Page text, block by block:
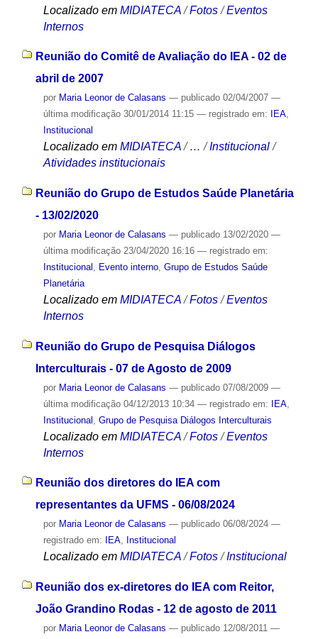
Localizado em MIDIATECA /Fotos /Eventos
Internos
Reunião do Comitê de Avaliação do IEA - 02 de
abril de 2007
por Maria Leonor de Calasans — publicado02/04/2007 —
última modificação30/01/2014 11:15 — registrado em: IEA,
Institucional
Localizado em MIDIATECA /…/Institucional /
Atividades institucionais
Reunião do Grupo de Estudos Saúde Planetária
- 13/02/2020
por Maria Leonor de Calasans — publicado13/02/2020 —
última modificação23/04/2020 16:16 — registrado em:
Institucional , Evento interno, Grupo de Estudos Saúde
Planetária
Localizado em MIDIATECA /Fotos /Eventos
Internos
Reunião do Grupo de Pesquisa Diálogos
Interculturais - 07 de Agosto de 2009
por Maria Leonor de Calasans — publicado07/08/2009 —
última modificação04/12/2013 10:34 — registrado em: IEA,
Institucional Grupo de Pesquisa Diálogos Interculturais
Localizado em MIDIATECA /Fotos /Eventos
Internos
Reunião dos diretores do IEA com
representantes da UFMS - 06/08/2024
por Maria Leonor de Calasans — publicado06/08/2024 —
registrado em:
IEA, Institucional
Localizado em MIDIATECA /Fotos /Institucional
Reunião dos ex-diretores do IEA com Reitor,
João Grandino Rodas - 12 de agosto de 2011
por Maria Leonor de Calasans — publicado12/08/2011 —